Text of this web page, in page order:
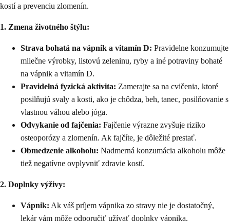
kostí a prevenciu zlomenín.
1. Zmena životného štýlu:
Strava bohatá na vápnik a vitamín D: Pravidelne konzumujte
mliečne výrobky, listovú zeleninu, ryby a iné potraviny bohaté
na vápnik a vitamín D.
Pravidelná fyzická aktivita: Zamerajte sa na cvičenia, ktoré
posilňujú svaly a kosti, ako je chôdza, beh, tanec, posilňovanie s
vlastnou váhou alebo jóga.
Odvykanie od fajčenia: Fajčenie výrazne zvyšuje riziko
osteoporózy a zlomenín. Ak fajčíte, je dôležité prestať.
Obmedzenie alkoholu: Nadmerná konzumácia alkoholu môže
tiež negatívne ovplyvniť zdravie kostí.
2. Doplnky výživy:
Vápnik: Ak váš príjem vápnika zo stravy nie je dostatočný,
lekár vám môže odporučiť užívať doplnky vápnika.